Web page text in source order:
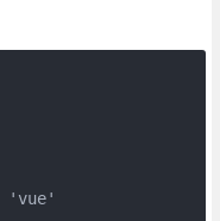
'vue'